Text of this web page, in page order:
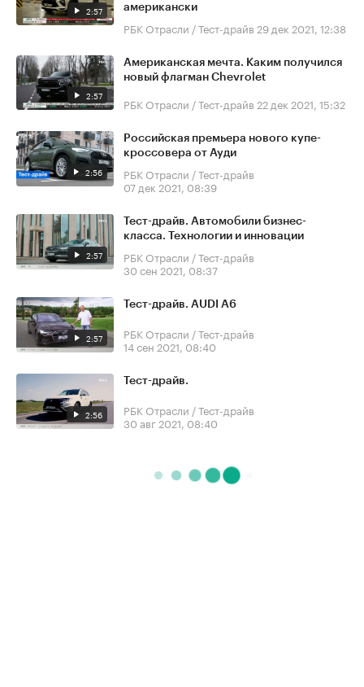
2:57
американски
РБК Отрасли / Тест-драйв 29 дек 2021, 12:38
2:57
Американская мечта. Каким получился
новый флагман Chevrolet
РБК Отрасли / Тест-драйв 22 дек 2021, 15:32
2:56
Российская премьера нового купе-
кроссовера от Ауди
РБК Отрасли / Тест-драйв
07 дек 2021, 08:39
2:57
Тест-драйв. Автомобили бизнес-
класса. Технологии и инновации
РБК Отрасли / Тест-драйв
30 сен 2021, 08:37
2:57
Тест-драйв. AUDI A6
РБК Отрасли / Тест-драйв
14 сен 2021, 08:40
2:56
Тест-драйв.
РБК Отрасли / Тест-драйв
30 авг 2021, 08:40